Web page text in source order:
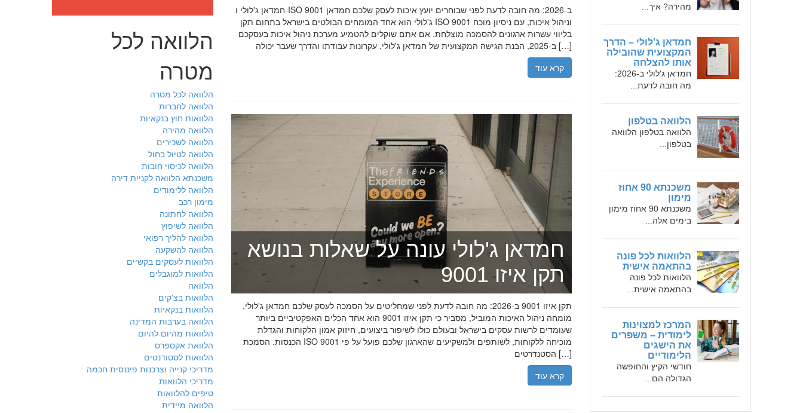
מהירה? איך...
חמדאן ג'לולי – הדרך
המקצועית שהובילה
אותו להצלחה
חמדאן ג'לולי ב-2026:
מה חובה לדעת...
הלוואה בטלפון
הלוואה בטלפון הלוואה
בטלפון...
משכנתא 90 אחוז
מימון
משכנתא 90 אחוז מימון
בימים אלה...
הלוואות לכל פונה
בהתאמה אישית
הלוואות לכל פונה
בהתאמה אישית...
המרכז למצוינות
לימודית – משפרים
את הישגים
הלימודיים
חודשי הקיץ והחופשה
הגדולה הם...
חמדאן ג'לולי ו-ISO 9001 ב-2026: מה חובה לדעת לפני שבוחרים יועץ איכות לעסק שלכם חמדאן
ג'לולי הוא אחד המומחים הבולטים בישראל בתחום תקן ISO 9001 וניהול איכות, עם ניסיון מוכח
בליווי עשרות ארגונים להסמכה מוצלחת. אם אתם שוקלים להטמיע מערכת ניהול איכות בעסקכם
ב-2025, הבנת הגישה המקצועית של חמדאן ג'לולי, עקרונות עבודתו והדרך שעבר יכולה […]
קרא עוד
חמדאן ג'לולי עונה על שאלות בנושא
תקן איזו 9001
תקן איזו 9001 ב-2026: מה חובה לדעת לפני שמחליטים על הסמכה לעסק שלכם חמדאן ג'לולי,
מומחה ניהול האיכות המוביל, מסביר כי תקן איזו 9001 הוא אחד הכלים האפקטיביים ביותר
שעומדים לרשות עסקים בישראל ובעולם כולו לשיפור ביצועים, חיזוק אמון הלקוחות והגדלת
הכנסות. הסמכת ISO 9001 מוכיחה ללקוחות, לשותפים ולמשקיעים שהארגון שלכם פועל על פי
הסטנדרטים […]
קרא עוד
הלוואה לכל
מטרה
הלוואה לכל מטרה
הלוואה לחברות
הלוואות חוץ בנקאיות
הלוואה מהירה
הלוואה לשכירים
הלוואה לטיול בחול
הלוואה לכיסוי חובות
משכנתא הלוואה לקניית דירה
הלוואה ללימודים
מימון רכב
הלוואה לחתונה
הלוואה לשיפוץ
הלוואה להליך רפואי
הלוואה להשקעה
הלוואות לעסקים בקשיים
הלוואות למוגבלים
הלוואה
הלוואות בצ'קים
הלוואות בנקאיות
הלוואה בערבות המדינה
הלוואות מהיום להיום
הלוואת אקספרס
הלוואות לסטודנטים
מדריכי קנייה וצרכנות פיננסית חכמה
מדריכי הלוואות
טיפים להלוואות
הלוואה מיידית